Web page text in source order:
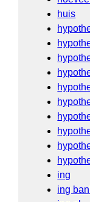
huis
ing
ing